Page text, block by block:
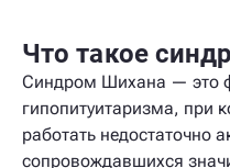
Что такое
Синдром Шихана — это
гипопитуитаризма, при
работать недостаточно
сопровождавшихся